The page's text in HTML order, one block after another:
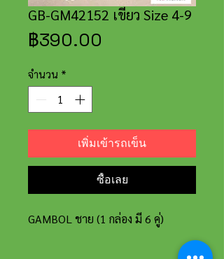
GB-GM42152 เขียว Size 4-9
฿390.00
จำนวน *
เพิ่มเข้ารถเข็น
ซื้อเลย
GAMBOL ชาย (1 กล่อง มี 6 คู่)